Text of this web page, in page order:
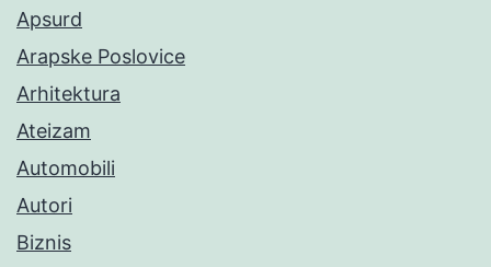
Apsurd
Arapske Poslovice
Arhitektura
Ateizam
Automobili
Autori
Biznis